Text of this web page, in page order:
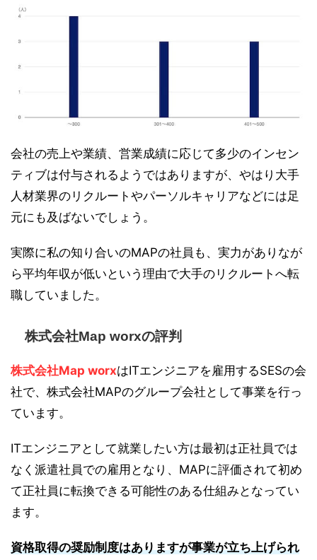
会社の売上や業績、営業成績に応じて多少のインセン
ティブは付与されるようではありますが、やはり大手
人材業界のリクルートやパーソルキャリアなどには足
元にも及ばないでしょう。
実際に私の知り合いのMAPの社員も、実力がありなが
ら平均年収が低いという理由で大手のリクルートへ転
職していました。
株式会社Map worxの評判
株式会社Map worxはITエンジニアを雇用するSESの会
社で、株式会社MAPのグループ会社として事業を行っ
ています。
ITエンジニアとして就業したい方は最初は正社員では
なく派遣社員での雇用となり、MAPに評価されて初め
て正社員に転換できる可能性のある仕組みとなってい
ます。
資格取得の奨励制度はありますが事業が立ち上げられ